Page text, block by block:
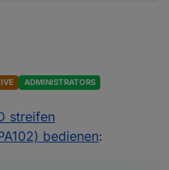
nach solch einer lösung.
effekten zufrieden. Seit
ich wled und hatte gehofft
zu können genau wie
allerdings nur an oder
ADMINISTRATORS
streifen
bedienen: